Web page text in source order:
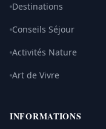
Destinations
Conseils Séjour
Activités Nature
Art de Vivre
INFORMATIONS